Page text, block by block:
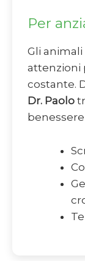
Per
Gli animali
attenzioni
costante.
Dr. Paolo